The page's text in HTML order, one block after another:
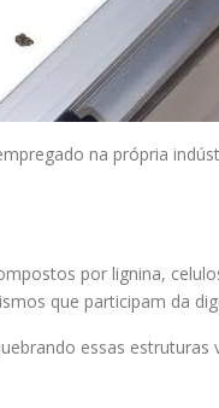
na própria
por lignina,
que participam da
essas estruturas